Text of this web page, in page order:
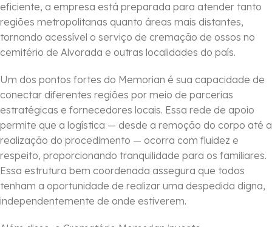
eficiente, a empresa está preparada para atender tanto
regiões metropolitanas quanto áreas mais distantes,
tornando acessível o serviço de cremação de ossos no
cemitério de Alvorada e outras localidades do país.
Um dos pontos fortes do Memorian é sua capacidade de
conectar diferentes regiões por meio de parcerias
estratégicas e fornecedores locais. Essa rede de apoio
permite que a logística — desde a remoção do corpo até a
realização do procedimento — ocorra com fluidez e
respeito, proporcionando tranquilidade para os familiares.
Essa estrutura bem coordenada assegura que todos
tenham a oportunidade de realizar uma despedida digna,
independentemente de onde estiverem.